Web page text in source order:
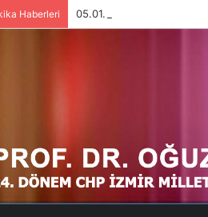
Haberleri 05.01.2021, SOL PORTAL,